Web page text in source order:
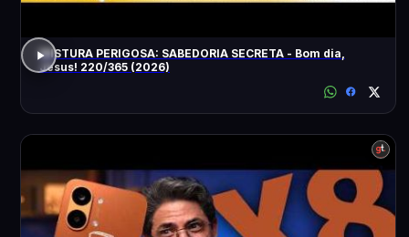
MISTURA PERIGOSA: SABEDORIA SECRETA - Bom dia,
Jesus! 220/365 (2026)